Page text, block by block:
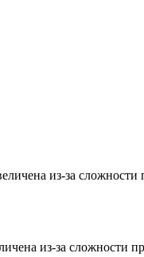
из-за сложности
из-за сложности